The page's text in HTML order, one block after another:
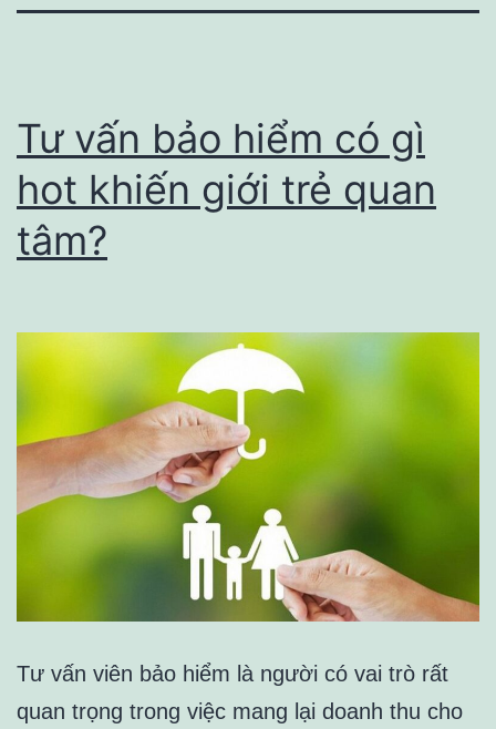
Tư vấn bảo hiểm có gì
hot khiến giới trẻ quan
tâm?
Tư vấn viên bảo hiểm là người có vai trò rất
quan trọng trong việc mang lại doanh thu cho